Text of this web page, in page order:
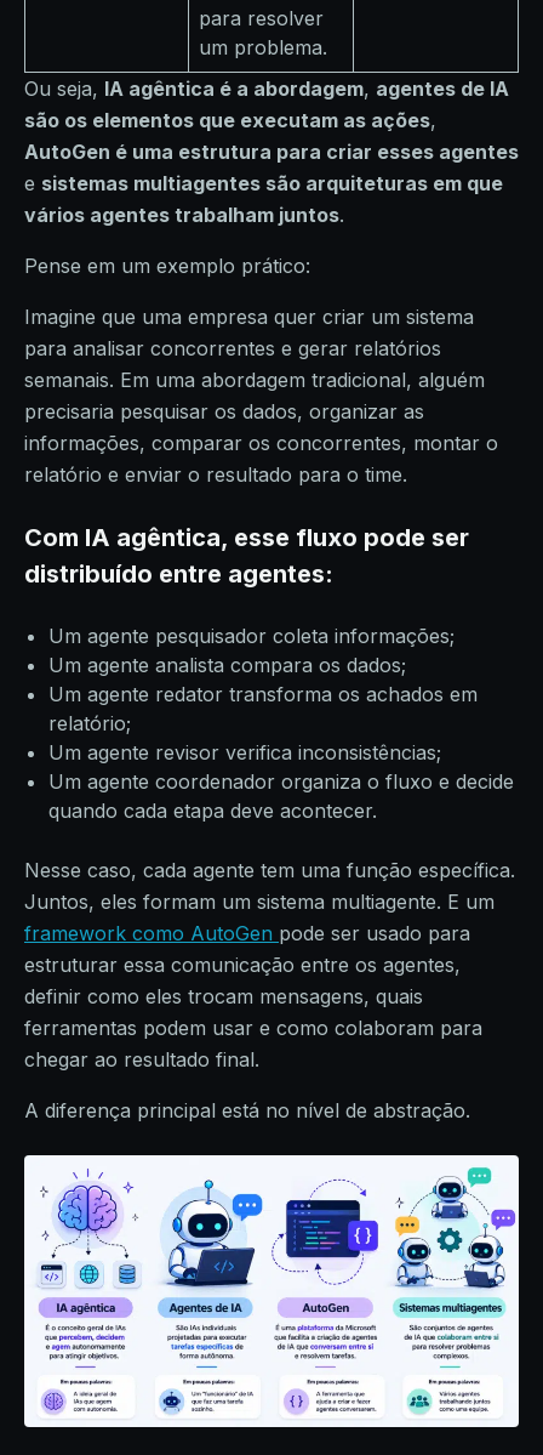
para resolver
um problema.
Ou seja, IA agêntica é a abordagem, agentes de IA
são os elementos que executam as ações,
AutoGen é uma estrutura para criar esses agentes
e sistemas multiagentes são arquiteturas em que
vários agentes trabalham juntos.
Pense em um exemplo prático:
Imagine que uma empresa quer criar um sistema
para analisar concorrentes e gerar relatórios
semanais. Em uma abordagem tradicional, alguém
precisaria pesquisar os dados, organizar as
informações, comparar os concorrentes, montar o
relatório e enviar o resultado para o time.
Com IA agêntica, esse fluxo pode ser
distribuído entre agentes:
Um agente pesquisador coleta informações;
Um agente analista compara os dados;
Um agente redator transforma os achados em
relatório;
Um agente revisor verifica inconsistências;
Um agente coordenador organiza o fluxo e decide
quando cada etapa deve acontecer.
Nesse caso, cada agente tem uma função específica.
Juntos, eles formam um sistema multiagente. E um
framework como AutoGen pode ser usado para
estruturar essa comunicação entre os agentes,
definir como eles trocam mensagens, quais
ferramentas podem usar e como colaboram para
chegar ao resultado final.
A diferença principal está no nível de abstração.